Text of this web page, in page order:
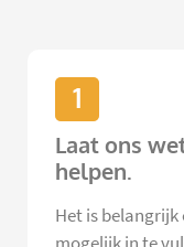
1
Laat ons
helpen.
Het is belangrijk